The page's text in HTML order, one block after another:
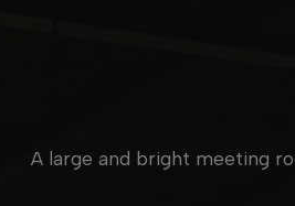
A large and bright meeting